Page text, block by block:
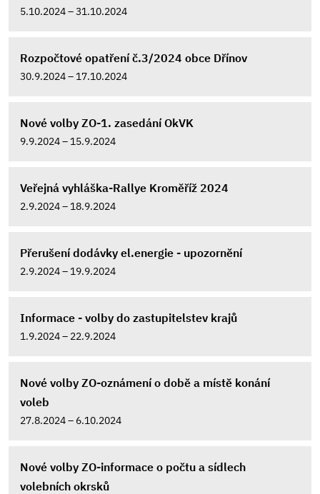
5.10.2024 – 31.10.2024
Rozpočtové opatření č.3/2024 obce Dřínov
30.9.2024 – 17.10.2024
Nové volby ZO-1. zasedání OkVK
9.9.2024 – 15.9.2024
Veřejná vyhláška-Rallye Kroměříž 2024
2.9.2024 – 18.9.2024
Přerušení dodávky el.energie - upozornění
2.9.2024 – 19.9.2024
Informace - volby do zastupitelstev krajů
1.9.2024 – 22.9.2024
Nové volby ZO-oznámení o době a místě konání
voleb
27.8.2024 – 6.10.2024
Nové volby ZO-informace o počtu a sídlech
volebních okrsků